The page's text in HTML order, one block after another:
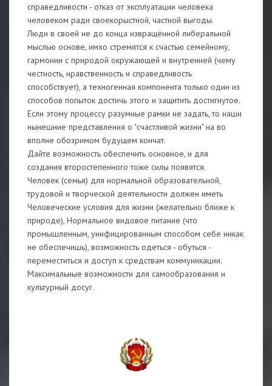
справедливости - отказ от эксплуатации человека
человеком ради своекорыстной, частной выгоды.
Люди в своей не до конца извращённой либеральной
мыслью основе, имхо стремятся к счастью семейному,
гармонии с природой окружающей и внутренней (чему
честность, нравственность и справедливость
способствует), а техногенная компонента только один из
способов попыток достичь этого и защитить достигнутое.
Если этому процессу разумные рамки не задать, то наши
нынешние представления о "счастливой жизни" на во
вполне обозримом будущем кончат.
Дайте возможность обеспечить основное, и для
создания второстепенного тоже силы появятся.
Человек (семья) для нормальной образовательной,
трудовой и творческой деятельности должен иметь
Человеческие условия для жизни (желательно ближе к
природе), Нормальное видовое питание (что
промышленным, унифицированным способом себе никак
не обеспечишь), возможность одеться - обуться -
переместиться и доступ к средствам коммуникации.
Максимальные возможности для самообразования и
культурный досуг.